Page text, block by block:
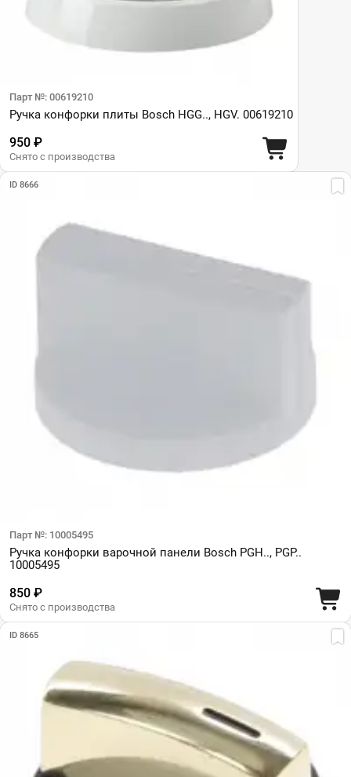
Парт №: 00619210
Ручка конфорки плиты Bosch HGG.., HGV. 00619210
950 ₽
Снято с производства
ID 8666
Парт №: 10005495
Ручка конфорки варочной панели Bosch PGH.., PGP..
10005495
850 ₽
Снято с производства
ID 8665